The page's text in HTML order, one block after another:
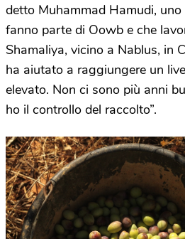
detto Muhammad Hamudi,
fanno parte di Oowb e che
Shamaliya, vicino a Nablus, in
ha aiutato a raggiungere un
elevato. Non ci sono più anni
ho il controllo del raccolto”.